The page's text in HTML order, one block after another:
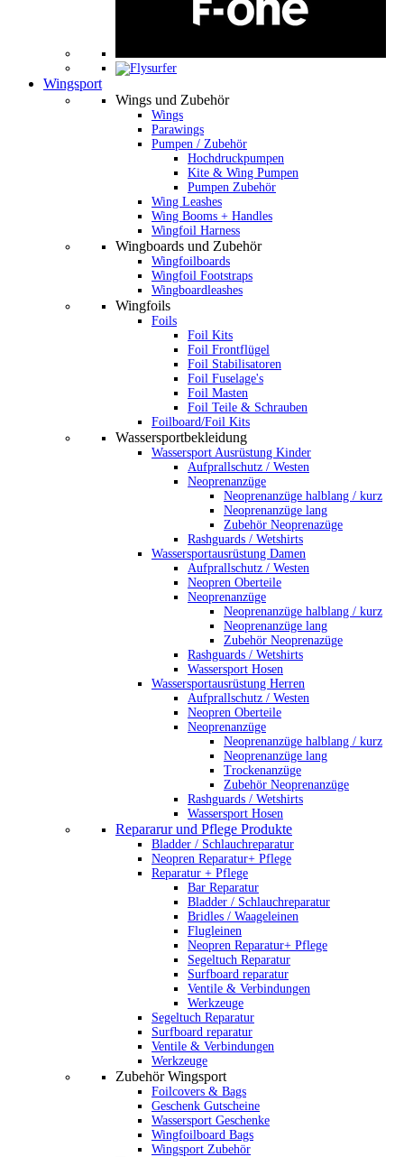
Wingsport
Wings und Zubehör
Wings
Parawings
Pumpen / Zubehör
Hochdruckpumpen
Kite & Wing Pumpen
Pumpen Zubehör
Wing Leashes
Wing Booms + Handles
Wingfoil Harness
Wingboards und Zubehör
Wingfoilboards
Wingfoil Footstraps
Wingboardleashes
Wingfoils
Foils
Foil Kits
Foil Frontflügel
Foil Stabilisatoren
Foil Fuselage's
Foil Masten
Foil Teile & Schrauben
Foilboard/Foil Kits
Wassersportbekleidung
Wassersport Ausrüstung Kinder
Aufprallschutz / Westen
Neoprenanzüge
Neoprenanzüge halblang / kurz
Neoprenanzüge lang
Zubehör Neoprenazüge
Rashguards / Wetshirts
Wassersportausrüstung Damen
Aufprallschutz / Westen
Neopren Oberteile
Neoprenanzüge
Neoprenanzüge halblang / kurz
Neoprenanzüge lang
Zubehör Neoprenazüge
Rashguards / Wetshirts
Wassersport Hosen
Wassersportausrüstung Herren
Aufprallschutz / Westen
Neopren Oberteile
Neoprenanzüge
Neoprenanzüge halblang / kurz
Neoprenanzüge lang
Trockenanzüge
Zubehör Neoprenanzüge
Rashguards / Wetshirts
Wassersport Hosen
Repararur und Pflege Produkte
Bladder / Schlauchreparatur
Neopren Reparatur+ Pflege
Reparatur + Pflege
Bar Reparatur
Bladder / Schlauchreparatur
Bridles / Waageleinen
Flugleinen
Neopren Reparatur+ Pflege
Segeltuch Reparatur
Surfboard reparatur
Ventile & Verbindungen
Werkzeuge
Segeltuch Reparatur
Surfboard reparatur
Ventile & Verbindungen
Werkzeuge
Zubehör Wingsport
Foilcovers & Bags
Geschenk Gutscheine
Wassersport Geschenke
Wingfoilboard Bags
Wingsport Zubehör